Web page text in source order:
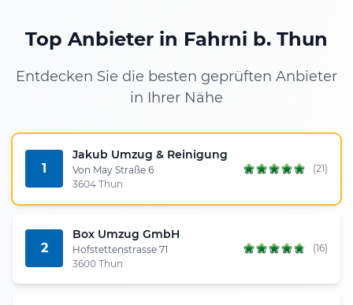
Top Anbieter in Fahrni b. Thun
Entdecken Sie die besten geprüften Anbieter
in Ihrer Nähe
1
Jakub Umzug & Reinigung
Von May Straße 6
3604 Thun
(21)
2
Box Umzug GmbH
Hofstettenstrasse 71
3600 Thun
(16)